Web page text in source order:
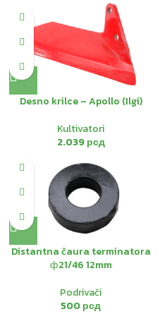
Desno krilce – Apollo (Ilgi)
Kultivatori
2.039рсд
Distantna čaura terminatora
ф21/46 12mm
Podrivači
500рсд